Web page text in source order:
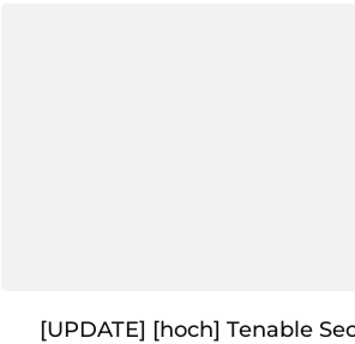
[UPDATE] [hoch] Tenable